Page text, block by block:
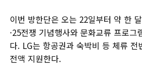
이번 방한단은 오는 22일부터 약 한
·25전쟁 기념행사와 문화교류 프로그
다. LG는 항공권과 숙박비 등 체류 전
전액 지원한다.